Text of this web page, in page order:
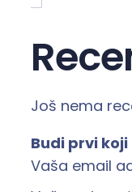
Još nema
Budi prvi koji
Vaša email